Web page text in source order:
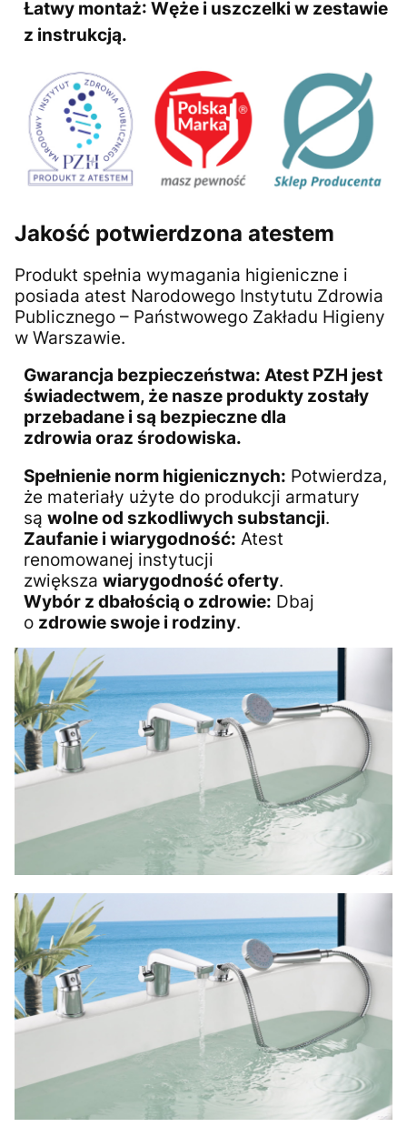
Łatwy montaż: Węże i uszczelki w zestawie
z instrukcją.
Jakość potwierdzona atestem
Produkt spełnia wymagania higieniczne i
posiada atest Narodowego Instytutu Zdrowia
Publicznego – Państwowego Zakładu Higieny
w Warszawie.
Gwarancja bezpieczeństwa: Atest PZH jest
świadectwem, że nasze produkty zostały
przebadane i są bezpieczne dla
zdrowia oraz środowiska.
Spełnienie norm higienicznych: Potwierdza,
że materiały użyte do produkcji armatury
są wolne od szkodliwych substancji.
Zaufanie i wiarygodność: Atest
renomowanej instytucji
zwiększa wiarygodność oferty.
Wybór z dbałością o zdrowie: Dbaj
o zdrowie swoje i rodziny.